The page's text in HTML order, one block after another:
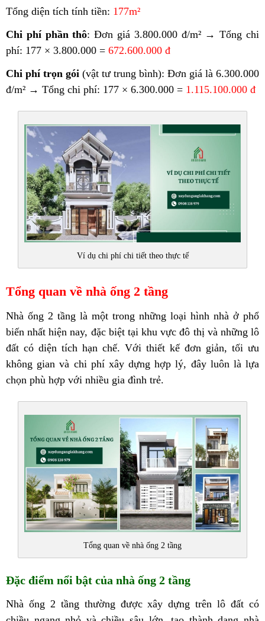
Tổng diện tích tính tiền: 177m²
Chi phí phần thô: Đơn giá 3.800.000 đ/m² → Tổng chi
phí: 177 × 3.800.000 = 672.600.000 đ
Chi phí trọn gói (vật tư trung bình): Đơn giá là 6.300.000
đ/m² → Tổng chi phí: 177 × 6.300.000 = 1.115.100.000 đ
Ví dụ chi phí chi tiết theo thực tế
Tổng quan về nhà ống 2 tầng
Nhà ống 2 tầng là một trong những loại hình nhà ở phổ
biến nhất hiện nay, đặc biệt tại khu vực đô thị và những lô
đất có diện tích hạn chế. Với thiết kế đơn giản, tối ưu
không gian và chi phí xây dựng hợp lý, đây luôn là lựa
chọn phù hợp với nhiều gia đình trẻ.
Tổng quan về nhà ống 2 tầng
Đặc điểm nổi bật của nhà ống 2 tầng
Nhà ống 2 tầng thường được xây dựng trên lô đất có